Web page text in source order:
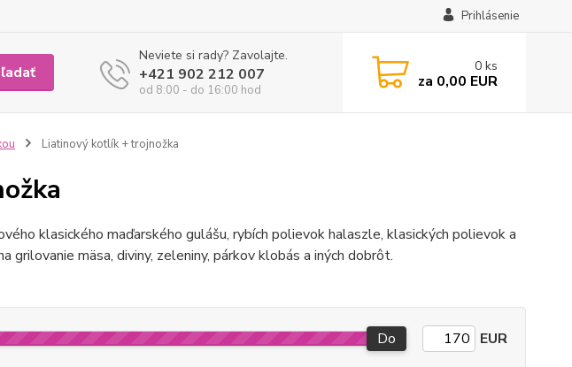
Prihlásenie
Neviete si rady? Zavolajte.
+421 902 212 007
od 8:00 - do 16:00 hod
0 ks
za 0,00 EUR
Liatinový kotlík + trojnožka
klasického maďarského gulášu, rybích polievok halaszle, klasických polievok a
grilovanie mäsa, diviny, zeleniny, párkov klobás a iných dobrôt.
Do EUR